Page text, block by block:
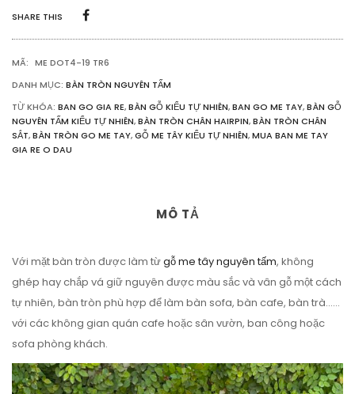
1M
HAIRPIN
SHARE THIS
MÃ: ME DOT4-19 TR6
DANH MỤC: BÀN TRÒN NGUYÊN TẤM
TỪ KHÓA: BAN GO GIA RE,BÀN GỖ KIỂU TỰ NHIÊN,BAN GO ME TAY,BÀN GỖ
NGUYÊN TẤM KIỂU TỰ NHIÊN,BÀN TRÒN CHÂN HAIRPIN,BÀN TRÒN CHÂN
SẮT,BÀN TRÒN GO ME TAY,GỖ ME TÂY KIỂU TỰ NHIÊN,MUA BAN ME TAY
GIA RE O DAU
MÔ TẢ
Với mặt bàn tròn được làm từgỗ me tây nguyên tấm, không
ghép hay chắp vá giữ nguyên được màu sắc và vân gỗ một cách
tự nhiên, bàn tròn phù hợp để làm bàn sofa, bàn cafe, bàn trà……
với các không gian quán cafe hoặc sân vườn, ban công hoặc
sofa phòng khách.